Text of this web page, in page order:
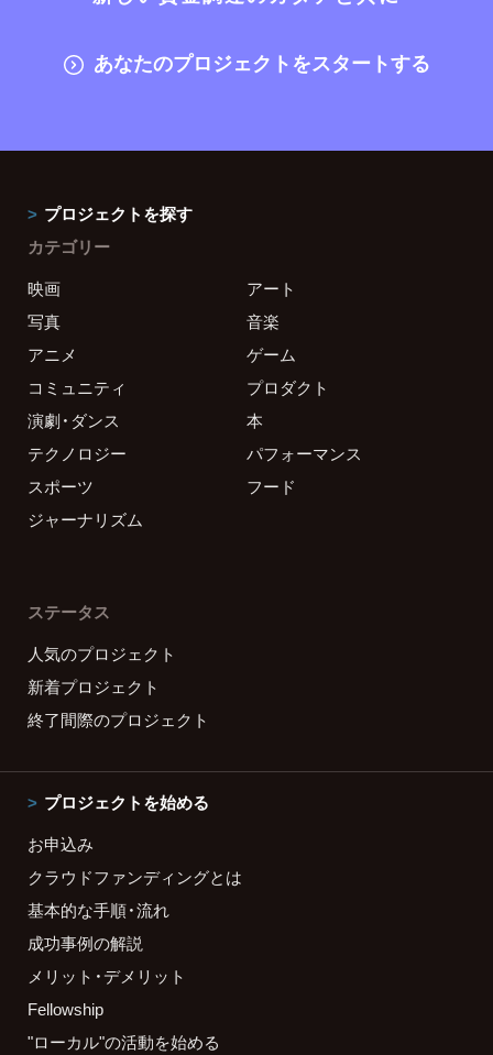
あなたのプロジェクトをスタートする
プロジェクトを探す
カテゴリー
映画
アート
写真
音楽
アニメ
ゲーム
コミュニティ
プロダクト
演劇・ダンス
本
テクノロジー
パフォーマンス
スポーツ
フード
ジャーナリズム
ステータス
人気のプロジェクト
新着プロジェクト
終了間際のプロジェクト
プロジェクトを始める
お申込み
クラウドファンディングとは
基本的な手順・流れ
成功事例の解説
メリット・デメリット
Fellowship
"ローカル"の活動を始める